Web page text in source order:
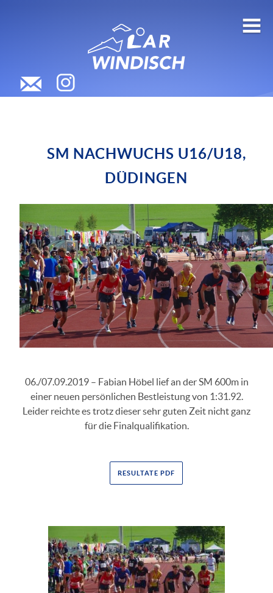
SM NACHWUCHS U16/U18,
DÜDINGEN
06./07.09.2019 – Fabian Höbel lief an der SM 600m in
einer neuen persönlichen Bestleistung von 1:31.92.
Leider reichte es trotz dieser sehr guten Zeit nicht ganz
für die Finalqualifikation.
RESULTATE PDF